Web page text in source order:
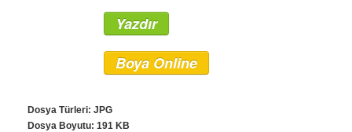
Yazdır
Boya Online
Dosya Türleri: JPG
Dosya Boyutu: 191 KB